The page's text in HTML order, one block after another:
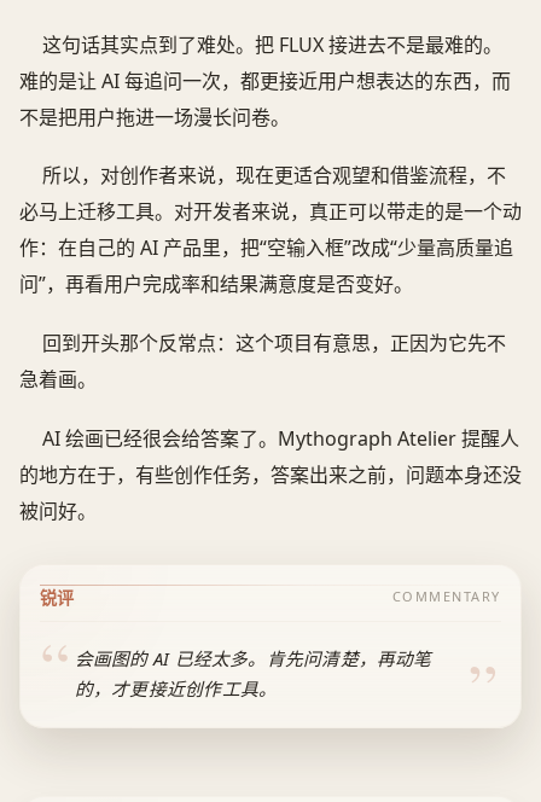
这句话其实点到了难处。把 FLUX 接进去不是最难的。
难的是让 AI 每追问一次，都更接近用户想表达的东西，而
不是把用户拖进一场漫长问卷。
所以，对创作者来说，现在更适合观望和借鉴流程，不
必马上迁移工具。对开发者来说，真正可以带走的是一个动
作：在自己的 AI 产品里，把“空输入框”改成“少量高质量追
问”，再看用户完成率和结果满意度是否变好。
回到开头那个反常点：这个项目有意思，正因为它先不
急着画。
AI 绘画已经很会给答案了。Mythograph Atelier 提醒人
的地方在于，有些创作任务，答案出来之前，问题本身还没
被问好。
锐评 COMMENTARY
会画图的 AI 已经太多。肯先问清楚，再动笔
的，才更接近创作工具。